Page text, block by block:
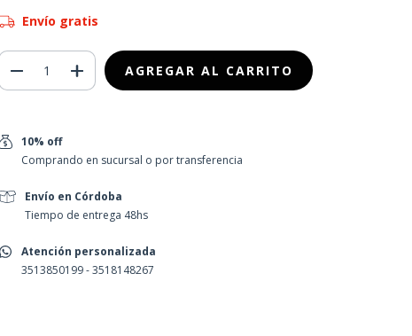
Envío gratis
10% off
Comprando en sucursal o por transferencia
Envío en Córdoba
Tiempo de entrega 48hs
Atención personalizada
3513850199 - 3518148267